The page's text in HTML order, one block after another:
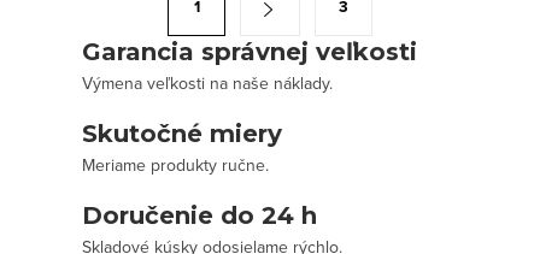
1 3
Garancia správnej veľkosti
Výmena veľkosti na naše náklady.
Skutočné miery
Meriame produkty ručne.
Doručenie do 24 h
Skladové kúsky odosielame rýchlo.